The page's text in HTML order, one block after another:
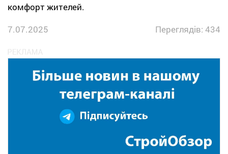
комфорт жителей.
7.07.2025
Переглядів: 434